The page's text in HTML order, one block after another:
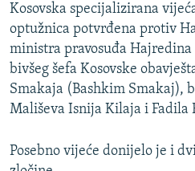
Kosovska specijalizirana
optužnica potvrđena protiv
ministra pravosuđa
bivšeg šefa Kosovske
Smakaja (Bashkim Smakaj),
Mališeva Isnija Kilaja i Fadila
Posebno vijeće donijelo je i